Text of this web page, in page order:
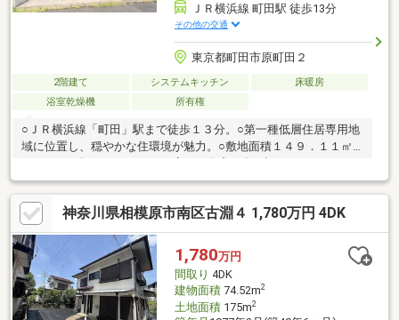
ＪＲ横浜線 町田駅 徒歩13分
その他の交通
東京都町田市原町田２
2階建て システムキッチン
床暖房
浴室乾燥機
所有権
○ＪＲ横浜線「町田」駅まで徒歩１３分。○第一種低層住居専用地
域に位置し、穏やかな住環境が魅力。○敷地面積１４９．１１㎡
（４５．１坪）のゆとりある広さ。〇窓が多く設けられており、
光と風が心地よく巡る住まい。○リビング階段や対面式キッチン
が採用された、ご家族との絆を育みやすいレイアウト。〇全居室
振分タイプで、プライベートの時間も大切にできる設計。○食器
洗乾燥機や浴室乾燥機などの設備が、暮らしを快適にサポート。
○周辺環境・リコス原町田２丁目店まで４５０ｍ（徒歩６分）・
ダイエー町田店まで７８０ｍ（徒歩１０分）・町田こひつじ幼稚
園まで４００ｍ（徒歩５分）
神奈川県相模原市南区古淵４ 1,780万円 4DK
1,780万円
間取り 4DK
建物面積74.52m2
土地面積175m2